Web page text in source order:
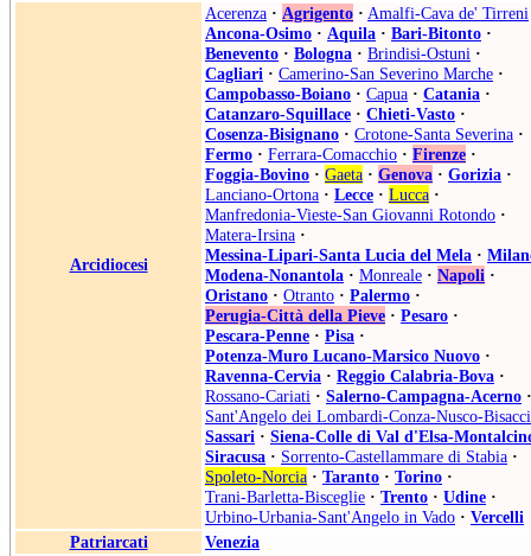
Arcidiocesi
Acerenza · Agrigento · Amalfi-Cava de' Tirreni
Ancona-Osimo · Aquila · Bari-Bitonto ·
Benevento · Bologna · Brindisi-Ostuni ·
Cagliari · Camerino-San Severino Marche ·
Campobasso-Boiano · Capua · Catania ·
Catanzaro-Squillace · Chieti-Vasto ·
Cosenza-Bisignano · Crotone-Santa Severina ·
Fermo · Ferrara-Comacchio · Firenze ·
Foggia-Bovino · Gaeta · Genova · Gorizia ·
Lanciano-Ortona · Lecce · Lucca ·
Manfredonia-Vieste-San Giovanni Rotondo ·
Matera-Irsina ·
Messina-Lipari-Santa Lucia del Mela ·
Modena-Nonantola · Monreale · Napoli ·
Oristano · Otranto · Palermo ·
Perugia-Città della Pieve · Pesaro ·
Pescara-Penne · Pisa ·
Potenza-Muro Lucano-Marsico Nuovo ·
Ravenna-Cervia · Reggio Calabria-Bova ·
Rossano-Cariati · Salerno-Campagna-Acerno ·
Sant'Angelo dei Lombardi-Conza-Nusco-
Sassari · Siena-Colle di Val d'Elsa-
Siracusa · Sorrento-Castellammare di Stabia ·
Spoleto-Norcia · Taranto · Torino ·
Trani-Barletta-Bisceglie · Trento · Udine ·
Urbino-Urbania-Sant'Angelo in Vado · Vercelli
Patriarcati
Venezia